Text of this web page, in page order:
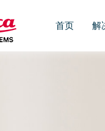
首页 解